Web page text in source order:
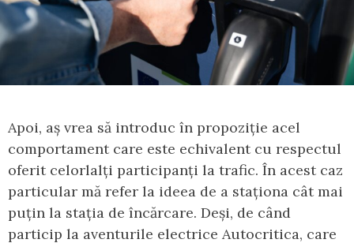
Apoi, aș vrea să introduc în propoziție acel
comportament care este echivalent cu respectul
oferit celorlalți participanți la trafic. În acest caz
particular mă refer la ideea de a staționa cât mai
puțin la stația de încărcare. Deși, de când
particip la aventurile electrice Autocritica, care